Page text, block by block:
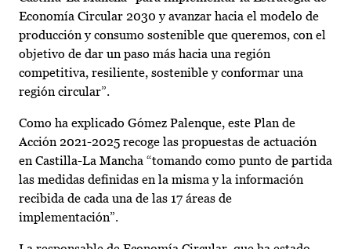
Economía Circular 2030 y avanzar hacia el modelo de
producción y consumo sostenible que queremos, con el
objetivo de dar un paso más hacia una región
competitiva, resiliente, sostenible y conformar una
región circular”.
Como ha explicado Gómez Palenque, este Plan de
Acción 2021-2025 recoge las propuestas de actuación
en Castilla-La Mancha “tomando como punto de partida
las medidas definidas en la misma y la información
recibida de cada una de las 17 áreas de
implementación”.